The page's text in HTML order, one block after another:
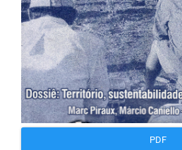
PDF